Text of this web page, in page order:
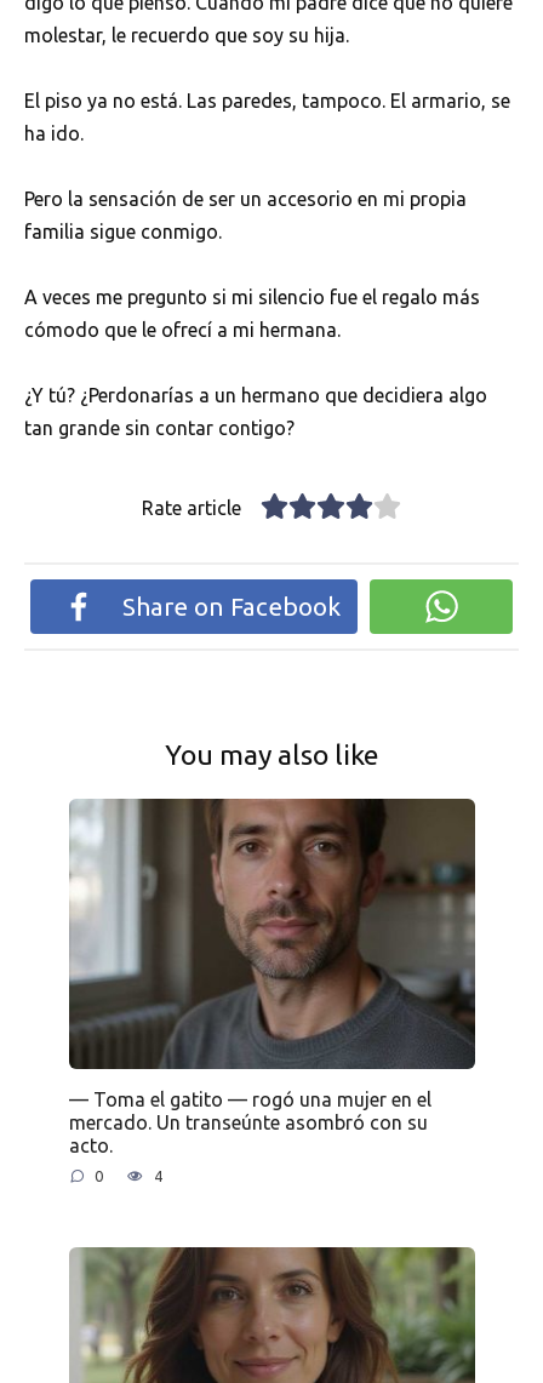
molestar, le recuerdo que soy su hija.
El piso ya no está. Las paredes, tampoco. El armario, se
ha ido.
Pero la sensación de ser un accesorio en mi propia
familia sigue conmigo.
A veces me pregunto si mi silencio fue el regalo más
cómodo que le ofrecí a mi hermana.
¿Y tú? ¿Perdonarías a un hermano que decidiera algo
tan grande sin contar contigo?
Rate article
Share on Facebook
You may also like
— Toma el gatito — rogó una mujer en el
mercado. Un transeúnte asombró con su
acto.
0 4